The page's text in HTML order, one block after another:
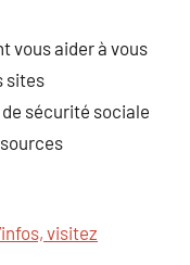
vous aider à vous
sites
sécurité sociale
visitez